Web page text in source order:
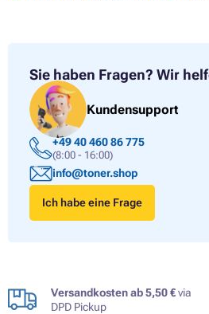
Sie haben Fragen? Wir
Kundensupport
+49 40 460 86 775
(8:00 - 16:00)
info@toner.shop
Ich habe eine Frage
Versandkosten ab 5,50 €via
DPD Pickup